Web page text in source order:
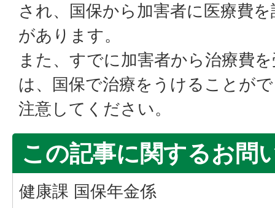
され、国保から加害者に医療費
があります。
また、すでに加害者から治療費
は、国保で治療をうけることが
注意してください。
この記事に関するお問
健康課 国保年金係